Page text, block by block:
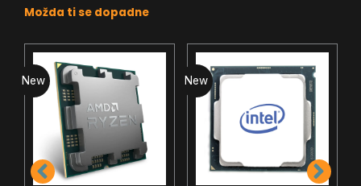
Možda ti se dopadne
New New